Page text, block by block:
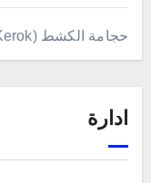
حجامة الكشط (Kerok) الاندونيسية ذات المنافع السحرية
ادارة